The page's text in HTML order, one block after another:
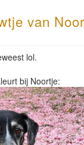
van
lol.
bij Noortje: